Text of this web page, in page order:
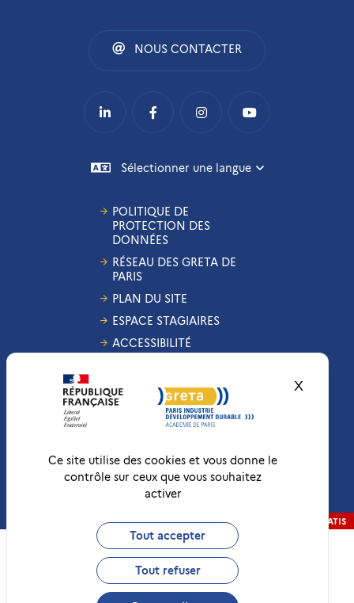
Ce site utilise des cookies et vous donne le
contrôle sur ceux que vous souhaitez
activer
Tout accepter
Tout refuser
X
NOUS CONTACTER
Sélectionner une langue
POLITIQUE DE
PROTECTION DES
DONNÉES
RÉSEAU DES GRETA DE
PARIS
PLAN DU SITE
ESPACE STAGIAIRES
ACCESSIBILITÉ
CONDITIONS
GÉNÉRALES DE VENTE
MENTIONS LÉGALES
STRATIS